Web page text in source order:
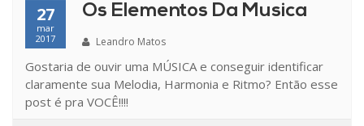
27
mar
2017
Os Elementos Da Musica
Leandro Matos
Gostaria de ouvir uma MÚSICA e conseguir identificar
claramente sua Melodia, Harmonia e Ritmo? Então esse
post é pra VOCÊ!!!!